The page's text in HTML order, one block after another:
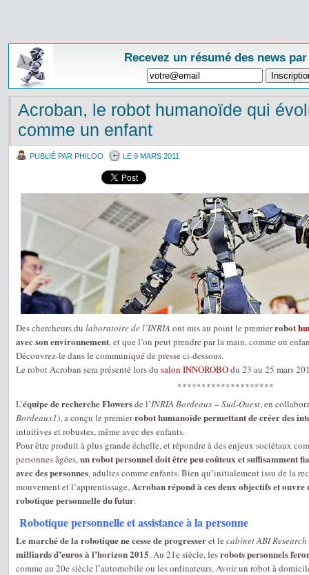
Recevez un résumé des news
Acroban, le robot humanoïde qui
comme un enfant
PUBLIÉ PAR PHILOO LE 9 MARS 2011
Des chercheurs du laboratoire de l’INRIA ont mis au point le premierrobot
avec son environnement, et que l’on peut prendre par la main, comme un
Découvrez-le dans le communiqué de presse ci-dessous.
Le robot Acroban sera présenté lors du salon INNOROBOdu 23 au 25 mars
********************
L’équipe de recherche Flowersde l’INRIA Bordeaux – Sud-Ouest, en
Bordeaux1), a conçu le premierrobot humanoïde permettant de créer des
intuitives et robustes, même avec des enfants.
Pour être produit à plus grande échelle, et répondre à des enjeux sociétaux
personnes âgées,un robot personnel doit être peu coûteux et suffisamment
avec des personnes, adultes comme enfants. Bien qu’initialement issu de la
mouvement et l’apprentissage,Acroban répond à ces deux objectifs et
robotique personnelle du futur.
Robotique personnelle et assistance à la personne
Le marché de la robotique ne cesse de progresseret le cabinet ABI Research
milliards d’euros à l’horizon 2015. Au 21e siècle, lesrobots personnels
comme au 20e siècle l’automobile ou les ordinateurs. Avoir un robot à